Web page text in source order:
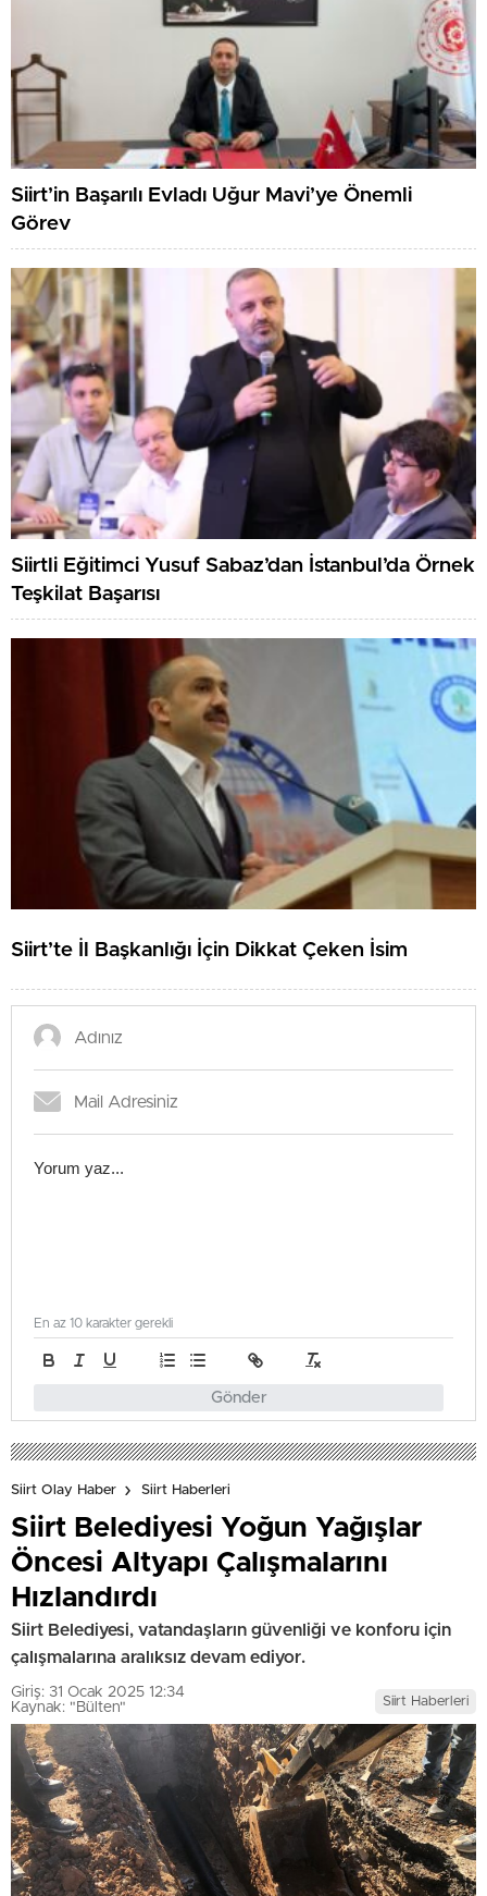
Siirt’in Başarılı Evladı Uğur Mavi’ye Önemli
Görev
Siirtli Eğitimci Yusuf Sabaz’dan İstanbul’da Örnek
Teşkilat Başarısı
Siirt’te İl Başkanlığı İçin Dikkat Çeken İsim
Gönder
En az 10 karakter gerekli
Siirt Olay Haber Siirt Haberleri
Siirt Belediyesi Yoğun Yağışlar
Öncesi Altyapı Çalışmalarını
Hızlandırdı
Siirt Belediyesi, vatandaşların güvenliği ve konforu için
çalışmalarına aralıksız devam ediyor.
Giriş: 31 Ocak 2025 12:34
Kaynak: "Bülten"
Siirt Haberleri